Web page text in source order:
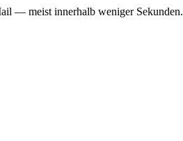
— meist innerhalb weniger Sekunden.